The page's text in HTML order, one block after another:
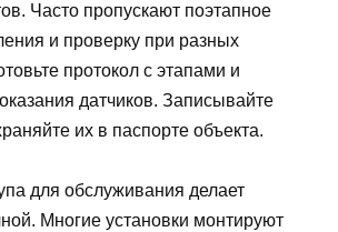
Часто пропускают поэтапное
и проверку при разных
протокол с этапами и
датчиков. Записывайте
их в паспорте объекта.
для обслуживания делает
Многие установки монтируют